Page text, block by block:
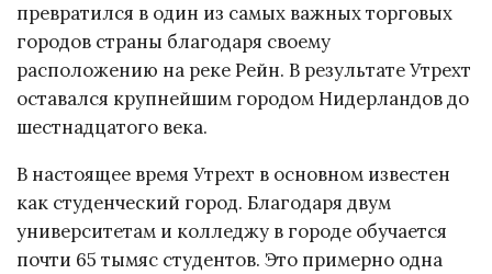
превратился в один из самых важных торговых
городов страны благодаря своему
расположению на реке Рейн. В результате Утрехт
оставался крупнейшим городом Нидерландов до
шестнадцатого века.
В настоящее время Утрехт в основном известен
как студенческий город. Благодаря двум
университетам и колледжу в городе обучается
почти 65 тымяс студентов. Это примерно одна